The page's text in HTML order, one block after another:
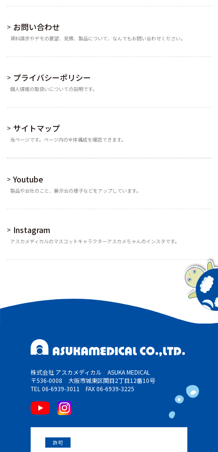
お問い合わせ
資料請求やデモの要望、見積、製品について、なんでもお問い合わせください。
プライバシーポリシー
個人情報の取扱いについての説明です。
サイトマップ
当ページです。ページ内の全体構成を確認できます。
Youtube
製品や会社のこと、展示会の様子などをアップしています。
Instagram
アスカメディカルのマスコットキャラクターアスカメちゃんのインスタです。
株式会社 アスカメディカル ASUKA MEDICAL
〒536-0008 大阪市城東区関目2丁目12番10号
TEL 06-6939-3011
FAX 06-6939-3225
許可